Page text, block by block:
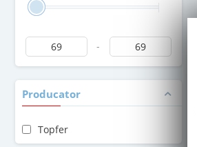
-
Producator
Topfer